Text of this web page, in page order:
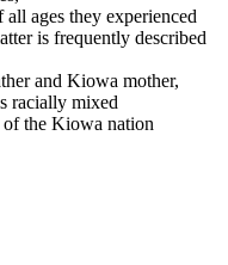
ages they experienced
is frequently described
and Kiowa mother,
racially mixed
the Kiowa nation